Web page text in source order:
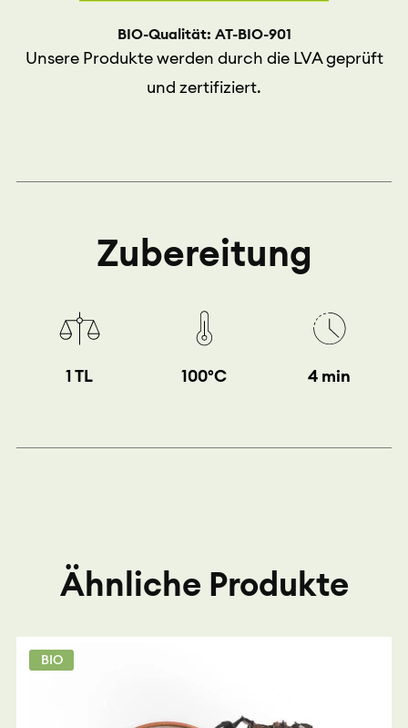
BIO-Qualität: AT-BIO-901
Unsere Produkte werden durch die LVA geprüft
und zertifiziert.
Zubereitung
1 TL 100°C 4 min
Ähnliche Produkte
BIO